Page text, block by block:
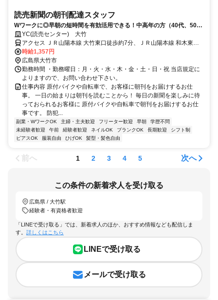
読売新聞の朝刊配達スタッフ
Wワークに◎早朝の短時間を有効活用できる！中高年の方（40代、50
代、60代）も活躍中！
YC(読売センター) 大竹
アクセス ＪＲ山陽本線 大竹東口徒歩約7分、ＪＲ山陽本線 和木東口
徒歩約15分、ＪＲ岩徳線 岩国東口徒歩約60分
時給1,357円
広島県大竹市
勤務時間 ・勤務曜日：月・火・水・木・金・土・日・祝 当店規定に
よりますので、お問い合わせ下さい。
仕事内容 原付バイクや自転車で、お客様に朝刊をお届けするお仕
事。 一日の始まりは朝刊を読むことから！ 毎日の新聞を楽しみに待
っておられるお客様に 原付バイクや自転車で朝刊をお届けするお仕
事です。 防犯...
副業・WワークOK 主婦・主夫歓迎 フリーター歓迎 早朝
学歴不問
未経験者歓迎
午前 経験者歓迎 ネイルOK ブランクOK 長期歓迎
シフト制
ピアスOK
服装自由 ひげOK 髪型・髪色自由
前へ 1 2 3 4 5 次へ
この条件の新着求人を受け取る
広島県 / 大竹駅
経験者・有資格者歓迎
「LINEで受け取る」では、新着求人のほか、おすすめ情報なども配信しま
す。 詳しくはこちら
LINEで受け取る
メールで受け取る